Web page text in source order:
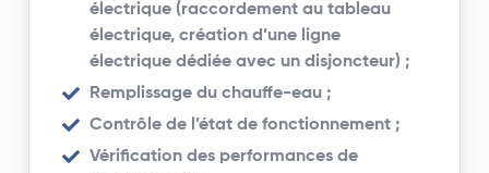
électrique (raccordement au tableau
électrique, création d’une ligne
électrique dédiée avec un disjoncteur) ;
Remplissage du chauffe-eau ;
Contrôle de l’état de fonctionnement ;
Vérification des performances de